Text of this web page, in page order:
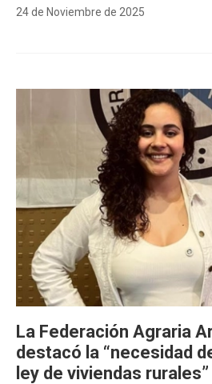
24 de Noviembre de 2025
La Federación Agraria
destacó la “necesidad
ley de viviendas rurales”